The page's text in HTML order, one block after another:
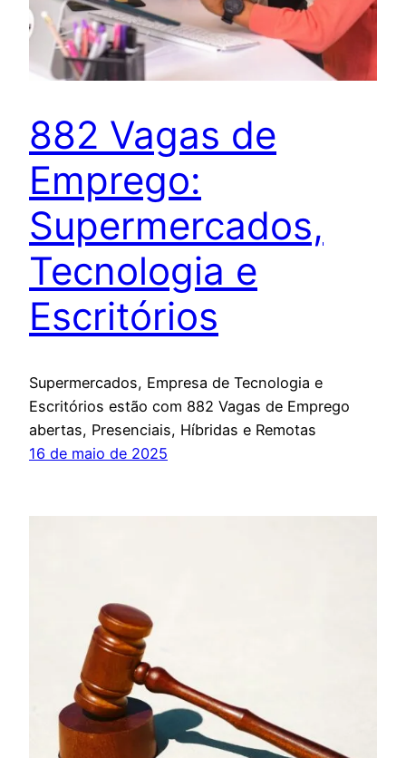
882 Vagas de
Emprego:
Supermercados,
Tecnologia e
Escritórios
Supermercados, Empresa de Tecnologia e
Escritórios estão com 882 Vagas de Emprego
abertas, Presenciais, Híbridas e Remotas
16 de maio de 2025